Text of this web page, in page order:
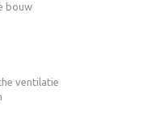
bouw
ventilatie